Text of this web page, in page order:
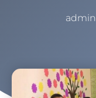
admin